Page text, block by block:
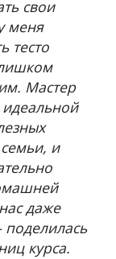
свои
меня
тесто
Мастер
и
даже
поделилась
курса.